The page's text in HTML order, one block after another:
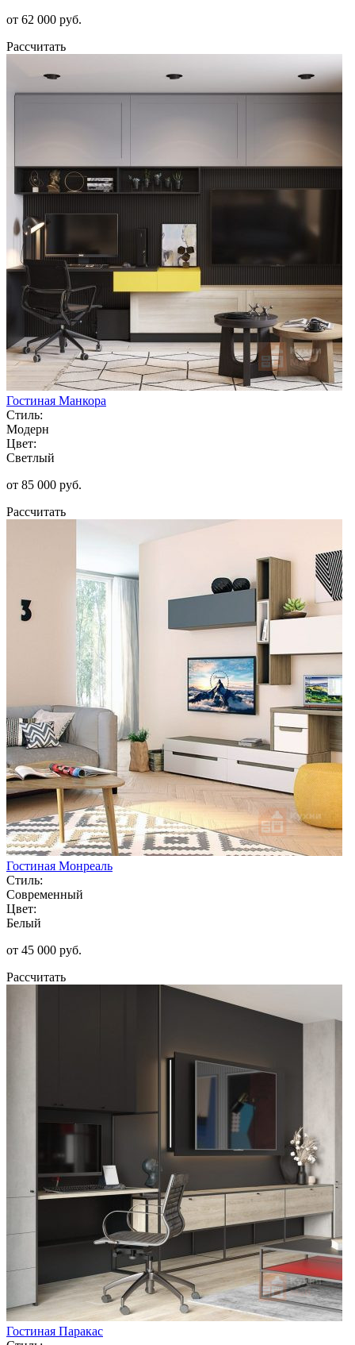
от 62 000 руб.
Рассчитать
Гостиная Манкора
Стиль:
Модерн
Цвет:
Светлый
от 85 000 руб.
Рассчитать
Гостиная Монреаль
Стиль:
Современный
Цвет:
Белый
от 45 000 руб.
Рассчитать
Гостиная Паракас